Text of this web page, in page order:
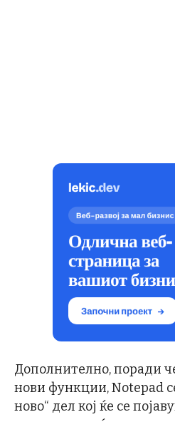
Дополнително, поради
нови функции, Notepad
ново“ дел кој ќе се